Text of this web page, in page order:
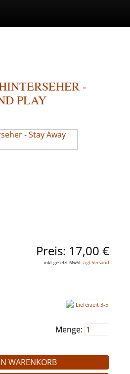
-
PLAY
Preis: 17,00 €
inkl. gesetzl. MwSt.zzgl. Versand
Menge:
WARENKORB